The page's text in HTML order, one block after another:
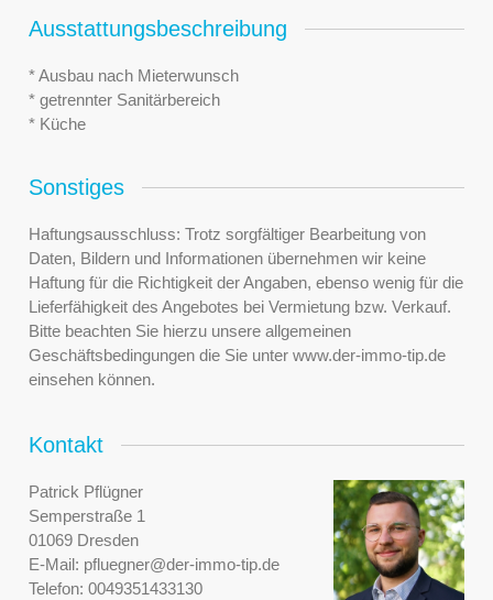
Ausstattungsbeschreibung
* Ausbau nach Mieterwunsch
* getrennter Sanitärbereich
* Küche
Sonstiges
Haftungsausschluss: Trotz sorgfältiger Bearbeitung von
Daten, Bildern und Informationen übernehmen wir keine
Haftung für die Richtigkeit der Angaben, ebenso wenig für die
Lieferfähigkeit des Angebotes bei Vermietung bzw. Verkauf.
Bitte beachten Sie hierzu unsere allgemeinen
Geschäftsbedingungen die Sie unter www.der-immo-tip.de
einsehen können.
Kontakt
Patrick Pflügner
Semperstraße 1
01069 Dresden
E-Mail: pfluegner@der-immo-tip.de
Telefon: 0049351433130